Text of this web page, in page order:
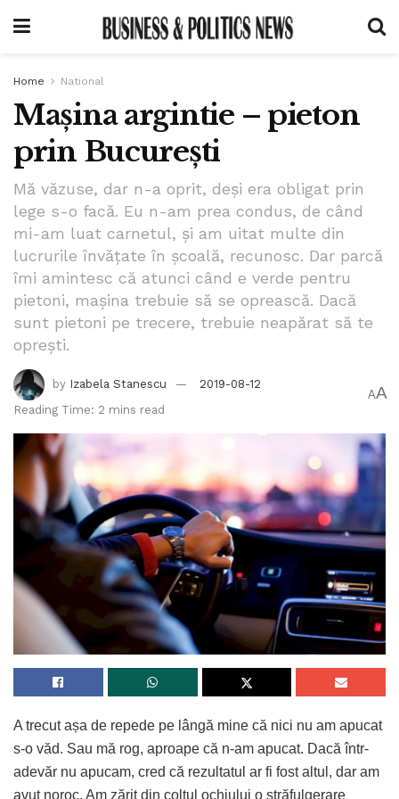
Home National
Mașina argintie – pieton
prin București
Mă văzuse, dar n-a oprit, deși era obligat prin
lege s-o facă. Eu n-am prea condus, de când
mi-am luat carnetul, și am uitat multe din
lucrurile învățate în școală, recunosc. Dar parcă
îmi amintesc că atunci când e verde pentru
pietoni, mașina trebuie să se oprească. Dacă
sunt pietoni pe trecere, trebuie neapărat să te
oprești.
by Izabela Stanescu
2019-08-12
Reading Time: 2 mins read
AA
A trecut așa de repede pe lângă mine că nici nu am apucat
s-o văd. Sau mă rog, aproape că n-am apucat. Dacă într-
adevăr nu apucam, cred că rezultatul ar fi fost altul, dar am
avut noroc. Am zărit din colțul ochiului o străfulgerare